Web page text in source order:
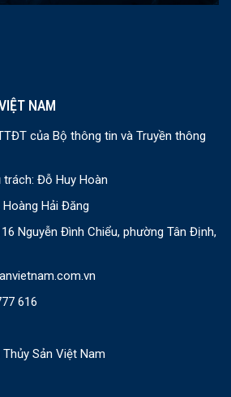
NAM
của Bộ thông tin và Truyền thông
trách: Đỗ Huy Hoàn
Hải Đăng
Nguyễn Đình Chiểu, phường Tân Định,
616
Sản Việt Nam